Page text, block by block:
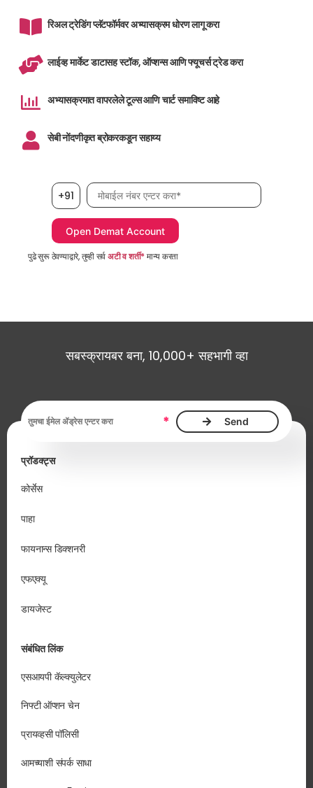
रिअल ट्रेडिंग प्लॅटफॉर्मवर अभ्यासक्रम धोरण लागू करा
लाईव्ह मार्केट डाटासह स्टॉक, ऑप्शन्स आणि फ्यूचर्स ट्रेड करा
अभ्यासक्रमात वापरलेले टूल्स आणि चार्ट समाविष्ट आहे
सेबी नोंदणीकृत ब्रोकरकडून सहाय्य
+91 मोबाईल नंबर, आवश्यक
पुढे सुरू ठेवण्याद्वारे, तुम्ही सर्वअटी व शर्ती*मान्य करता
सबस्क्रायबर बना, 10,000+ सहभागी व्हा
ईमेल ॲड्रेस, आवश्यक *
प्रॉडक्ट्स
कोर्सेस
पाहा
फायनान्स डिक्शनरी
एफएक्यू
डायजेस्ट
संबंधित लिंक
एसआयपी कॅल्क्युलेटर
निफ्टी ऑप्शन चेन
प्रायव्हसी पॉलिसी
आमच्याशी संपर्क साधा